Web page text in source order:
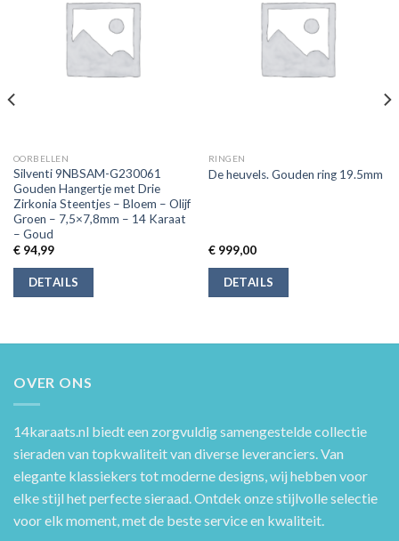
OORBELLEN
Silventi 9NBSAM-G230061
Gouden Hangertje met Drie
Zirkonia Steentjes – Bloem – Olijf
Groen – 7,5×7,8mm – 14 Karaat
– Goud
€94,99
DETAILS
RINGEN
De heuvels. Gouden ring 19.5mm
€999,00
DETAILS
OVER ONS
14karaats.nl biedt een zorgvuldig samengestelde collectie
sieraden van topkwaliteit van diverse leveranciers. Van
elegante klassiekers tot moderne designs, wij hebben voor
elke stijl het perfecte sieraad. Ontdek onze stijlvolle selectie
voor elk moment, met de beste service en kwaliteit.